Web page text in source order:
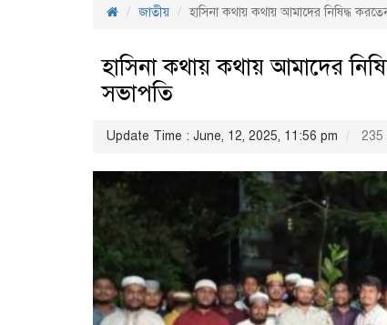
জাতীয় হাসিনা কথায় কথায় আমাদের নিষিদ্ধ
হাসিনা কথায় কথায় আমাদের
সভাপতি
Update Time : June, 12, 2025, 11:56 pm 235